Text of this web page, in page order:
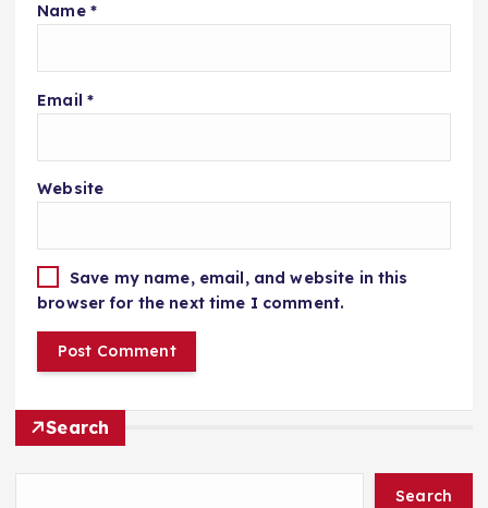
Name *
Email *
Website
Save my name, email, and website in this
browser for the next time I comment.
Search
Search